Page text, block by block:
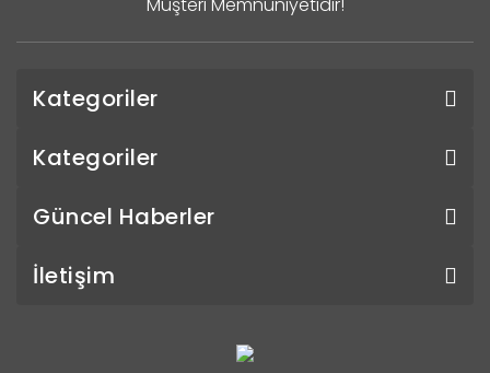
Kategoriler
Kategoriler
Güncel Haberler
İletişim